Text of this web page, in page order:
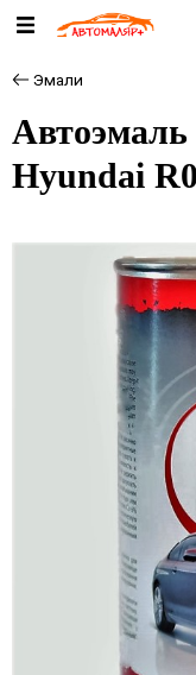
Эмали
Автоэмаль
Hyundai